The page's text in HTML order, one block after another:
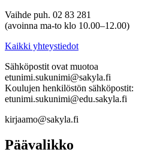
Vaihde puh. 02 83 281
(avoinna ma-to klo 10.00–12.00)
Kaikki yhteystiedot
Sähköpostit ovat muotoa
etunimi.sukunimi@sakyla.fi
Koulujen henkilöstön sähköpostit:
etunimi.sukunimi@edu.sakyla.fi
kirjaamo@sakyla.fi
Päävalikko